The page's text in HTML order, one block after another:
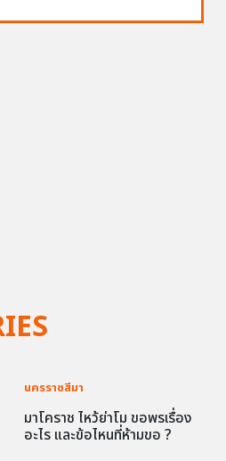
นครราชสีมา
มาโคราช ไหว้ย่าโม ขอพรเรื่อง
อะไร และข้อไหนที่ห้ามขอ ?